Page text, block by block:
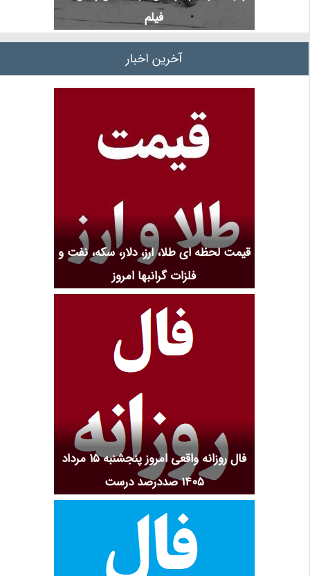
فیلم
آخرین اخبار
قیمت لحظه ای طلا، ارز، دلار، سکه، نفت و
فلزات گرانبها امروز
فال روزانه واقعی امروز پنجشنبه ۱۵ مرداد
۱۴۰۵ صددرصد درست